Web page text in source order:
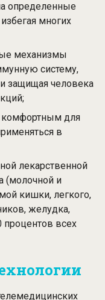
определенные
многих
механизмы
систему,
защищая человека
комфортным для
в
лекарственной
(молочной и
кишки, легкого,
желудка,
всех